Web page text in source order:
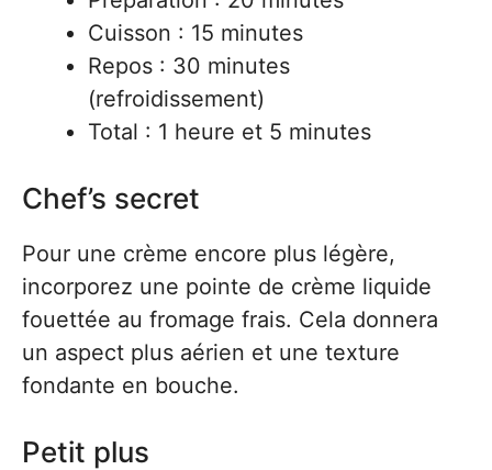
Cuisson : 15 minutes
Repos : 30 minutes
(refroidissement)
Total : 1 heure et 5 minutes
Chef’s secret
Pour une crème encore plus légère,
incorporez une pointe de crème liquide
fouettée au fromage frais. Cela donnera
un aspect plus aérien et une texture
fondante en bouche.
Petit plus